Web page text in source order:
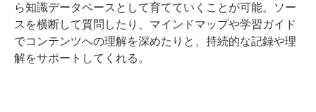
ら知識データベースとして育てていくことが可能。ソー
スを横断して質問したり、マインドマップや学習ガイド
でコンテンツへの理解を深めたりと、持続的な記録や理
解をサポートしてくれる。